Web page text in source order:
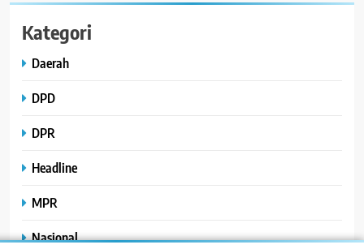
Kategori
Daerah
DPD
DPR
Headline
MPR
Nasional